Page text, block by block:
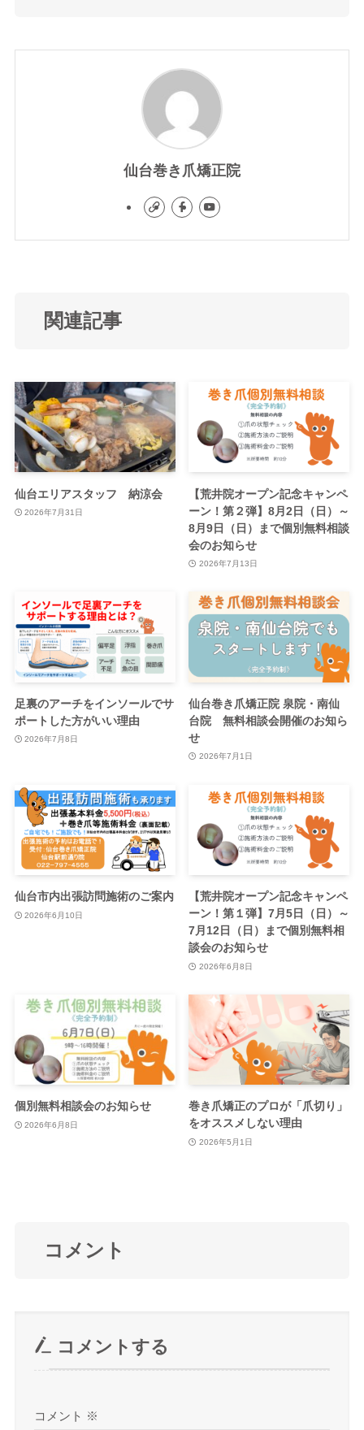
仙台巻き爪矯正院
関連記事
仙台エリアスタッフ 納涼会
2026年7月31日
【荒井院オープン記念キャンペ
ーン！第２弾】8月2日（日）～
8月9日（日）まで個別無料相談
会のお知らせ
2026年7月13日
足裏のアーチをインソールでサ
ポートした方がいい理由
2026年7月8日
仙台巻き爪矯正院 泉院・南仙
台院 無料相談会開催のお知ら
せ
2026年7月1日
仙台市内出張訪問施術のご案内
2026年6月10日
【荒井院オープン記念キャンペ
ーン！第１弾】7月5日（日）～
7月12日（日）まで個別無料相
談会のお知らせ
2026年6月8日
個別無料相談会のお知らせ
2026年6月8日
巻き爪矯正のプロが「爪切り」
をオススメしない理由
2026年5月1日
コメント
コメントする
コメント ※